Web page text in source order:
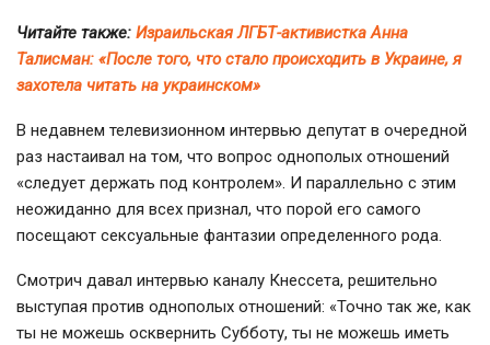
Читайте также: Израильская ЛГБТ-активистка Анна
Талисман: «После того, что стало происходить в Украине, я
захотела читать на украинском»
В недавнем телевизионном интервью депутат в очередной
раз настаивал на том, что вопрос однополых отношений
«следует держать под контролем». И параллельно с этим
неожиданно для всех признал, что порой его самого
посещают сексуальные фантазии определенного рода.
Смотрич давал интервью каналу Кнессета, решительно
выступая против однополых отношений: «Точно так же, как
ты не можешь осквернить Субботу, ты не можешь иметь